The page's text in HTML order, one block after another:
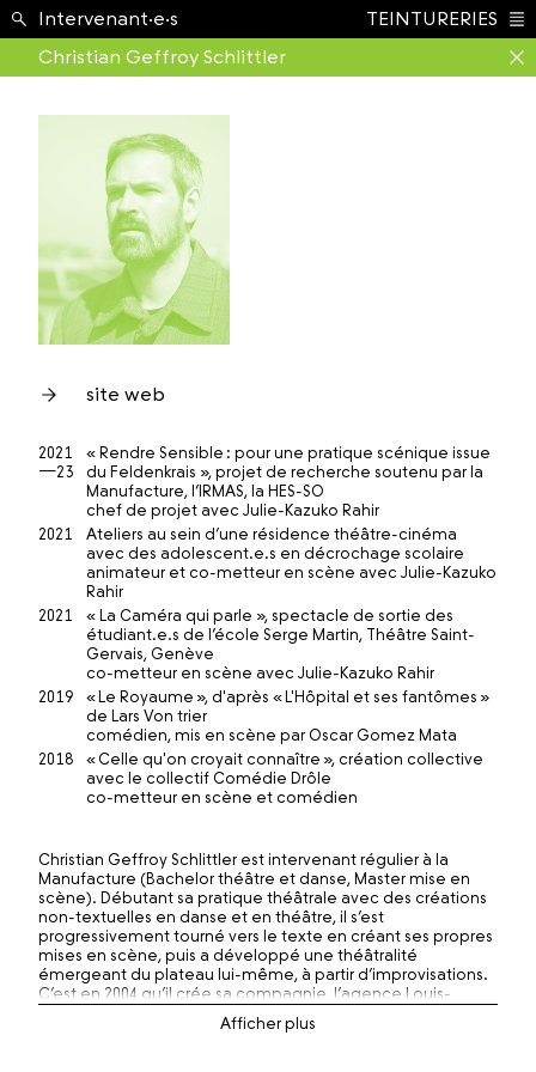
École ›
Intervenant·e·s
TEINTURERIES
Christian Geffroy Schlittler
site web
2021
—23
« Rendre Sensible : pour une pratique scénique issue
du Feldenkrais », projet de recherche soutenu par la
Manufacture, l’IRMAS, la HES-SO
chef de projet avec Julie-Kazuko Rahir
2021
Ateliers au sein d’une résidence théâtre-cinéma
avec des adolescent.e.s en décrochage scolaire
animateur et co-metteur en scène avec Julie-Kazuko
Rahir
2021
« La Caméra qui parle », spectacle de sortie des
étudiant.e.s de l’école Serge Martin, Théâtre Saint-
Gervais, Genève
co-metteur en scène avec Julie-Kazuko Rahir
2019
« Le Royaume », d'après « L'Hôpital et ses fantômes »
de Lars Von trier
comédien, mis en scène par Oscar Gomez Mata
2018
« Celle qu'on croyait connaître », création collective
avec le collectif Comédie Drôle
co-metteur en scène et comédien
Christian Geffroy Schlittler est intervenant régulier à la
Manufacture (Bachelor théâtre et danse, Master mise en
scène). Débutant sa pratique théâtrale avec des créations
non-textuelles en danse et en théâtre, il s’est
progressivement tourné vers le texte en créant ses propres
mises en scène, puis a développé une théâtralité
émergeant du plateau lui-même, à partir d’improvisations.
C’est en 2004 qu’il crée sa compagnie, l’agence Louis-
François Pinagot, qu’il co-dirige maintenant avec David
Gobet et Julie-Kazuko Rahir.